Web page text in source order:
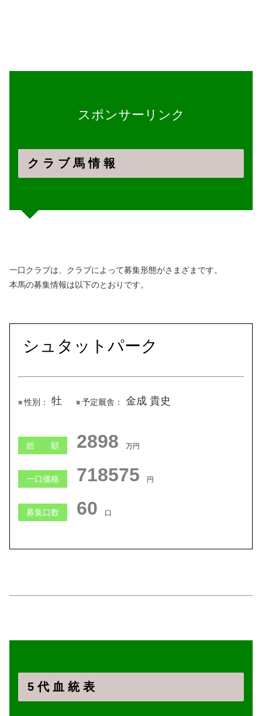
スポンサーリンク
ク ラ ブ 馬 情 報
一口クラブは、クラブによって募集形態がさまざまです。
本馬の募集情報は以下のとおりです。
シュタットパーク
性別： 牡 予定厩舎： 金成 貴史
総 額 2891 万円
一口価格 716556 円
募集口数 61 口
5 代 血 統 表